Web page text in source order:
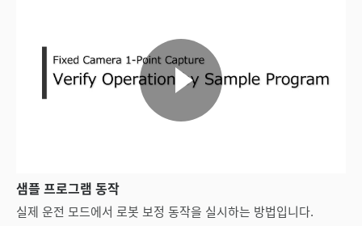
샘플 프로그램 동작
실제 운전 모드에서 로봇 보정 동작을 실시하는 방법입니다.